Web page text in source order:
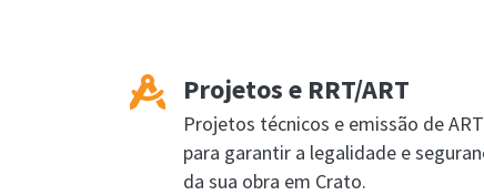
Projetos e RRT/ART
Projetos técnicos e emissão de ART
para garantir a legalidade e
da sua obra em Crato.